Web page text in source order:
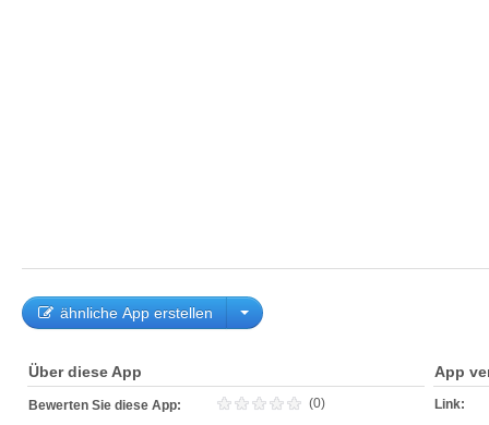
ähnliche App erstellen
Über diese App
Bewerten Sie diese App: (0)
App
Link: